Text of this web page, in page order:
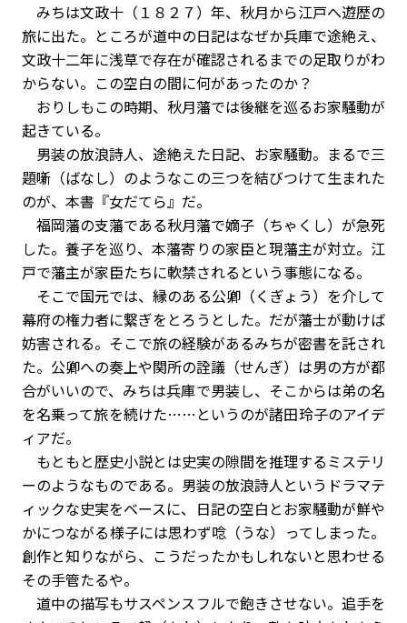
みちは文政十（１８２７）年、秋月から江戸へ遊歴の
旅に出た。ところが道中の日記はなぜか兵庫で途絶え、
文政十二年に浅草で存在が確認されるまでの足取りがわ
からない。この空白の間に何があったのか？
おりしもこの時期、秋月藩では後継を巡るお家騒動が
起きている――。
男装の放浪詩人、途絶えた日記、お家騒動。まるで三
題噺（ばなし）のようなこの三つを結びつけて生まれた
のが、本書『女だてら』だ。
福岡藩の支藩である秋月藩で嫡子（ちゃくし）が急死
した。養子を巡り、本藩寄りの家臣と現藩主が対立。江
戸で藩主が家臣たちに軟禁されるという事態になる。
そこで国元では、縁のある公卿（くぎょう）を介して
幕府の権力者に繋ぎをとろうとした。だが藩士が動けば
妨害される。そこで旅の経験があるみちが密書を託され
た。公卿への奏上や関所の詮議（せんぎ）は男の方が都
合がいいので、みちは兵庫で男装し、そこからは弟の名
を名乗って旅を続けた……というのが諸田玲子のアイデ
ィアだ。
もともと歴史小説とは史実の隙間を推理するミステリ
ーのようなものである。男装の放浪詩人というドラマテ
ィックな史実をベースに、日記の空白とお家騒動が鮮や
かにつながる様子には思わず唸（うな）ってしまった。
創作と知りながら、こうだったかもしれないと思わせる
その手管たるや。
道中の描写もサスペンスフルで飽きさせない。追手を